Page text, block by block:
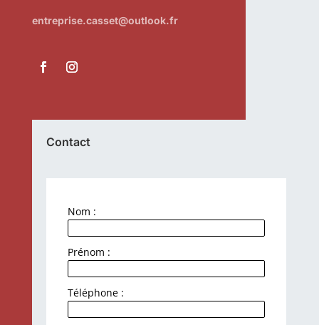
entreprise.casset@outlook.fr
Contact
Nom :
Prénom :
Téléphone :